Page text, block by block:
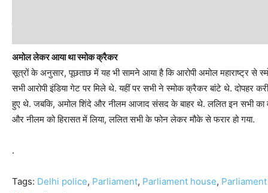
अमोल लेकर आया था स्‍मोक क्रैकर
सूत्रों के अनुसार, पूछताछ में यह भी सामने आया है कि आरोपी अमोल महाराष्‍ट्र
सभी आरोपी इंडिया गेट पर मिले थे. यहीं पर सभी ने स्‍मोक क्रैकर बांटे थे. दोपहर
हुए थे. जबकि, अमोल शिंदे और नीलम आजाद संसद के बाहर थे. ललित इन सभी का
और नीलम को हिरासत में लिया, ललित सभी के फोन लेकर मौके से फरार हो गया.
.
Tags: Delhi police, Parliament, Parliament house,